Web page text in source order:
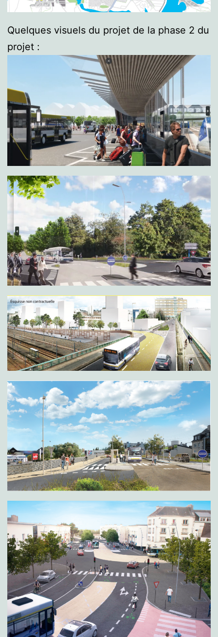
Quelques visuels du projet de la phase 2 du
projet :